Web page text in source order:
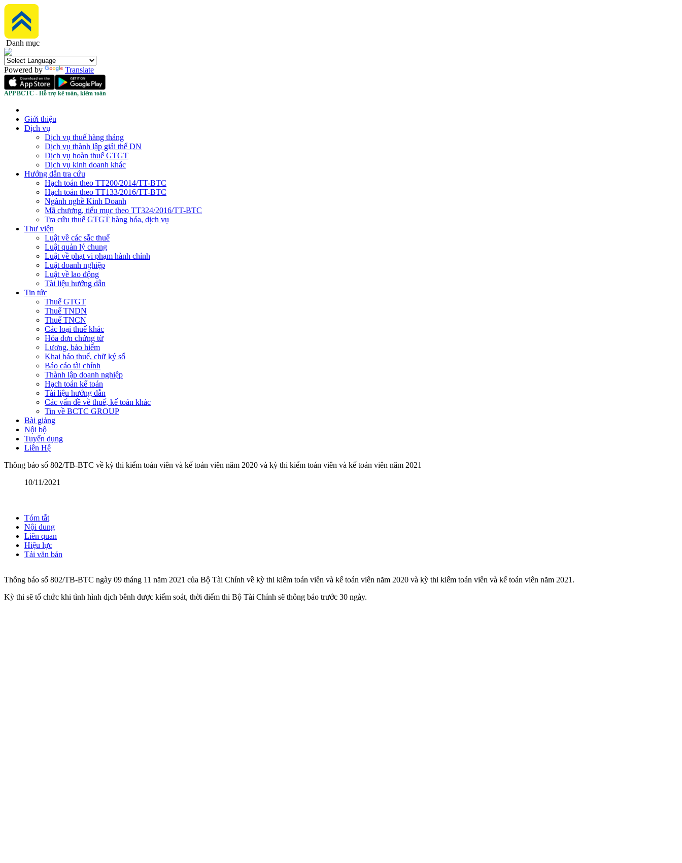
Danh mục
Powered by Translate
APP BCTC - Hỗ trợ kế toán, kiểm toán
Giới thiệu
Dịch vụ
Dịch vụ thuế hàng tháng
Dịch vụ thành lập giải thể DN
Dịch vụ hoàn thuế GTGT
Dịch vụ kinh doanh khác
Hướng dẫn tra cứu
Hạch toán theo TT200/2014/TT-BTC
Hạch toán theo TT133/2016/TT-BTC
Ngành nghề Kinh Doanh
Mã chương, tiểu mục theo TT324/2016/TT-BTC
Tra cứu thuế GTGT hàng hóa, dịch vụ
Thư viện
Luật về các sắc thuế
Luật quản lý chung
Luật về phạt vi phạm hành chính
Luật doanh nghiệp
Luật về lao động
Tài liệu hướng dẫn
Tin tức
Thuế GTGT
Thuế TNDN
Thuế TNCN
Các loại thuế khác
Hóa đơn chứng từ
Lương, bảo hiểm
Khai báo thuế, chữ ký số
Báo cáo tài chính
Thành lập doanh nghiệp
Hạch toán kế toán
Tài liệu hướng dẫn
Các vấn đề về thuế, kế toán khác
Tin về BCTC GROUP
Bài giảng
Nội bộ
Tuyển dụng
Liên Hệ
Thông báo số 802/TB-BTC về kỳ thi kiểm toán viên và kế toán viên năm 2020 và kỳ thi kiểm toán viên và kế toán viên năm 2021
10/11/2021
Tóm tắt
Nội dung
Liên quan
Hiệu lực
Tải văn bản
Thông báo số 802/TB-BTC ngày 09 tháng 11 năm 2021 của Bộ Tài Chính về kỳ thi kiểm toán viên và kế toán viên năm 2020 và kỳ thi kiểm toán viên và kế toán viên năm 2021.
Kỳ thi sẽ tổ chức khi tình hình dịch bênh được kiểm soát, thời điểm thi Bộ Tài Chính sẽ thông báo trước 30 ngày.